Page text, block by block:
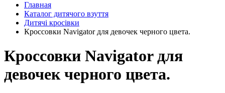
Главная
Каталог дитячого взуття
Дитячі кросівки
Кроссовки Navigator для девочек черного цвета.
Кроссовки Navigator для
девочек черного цвета.